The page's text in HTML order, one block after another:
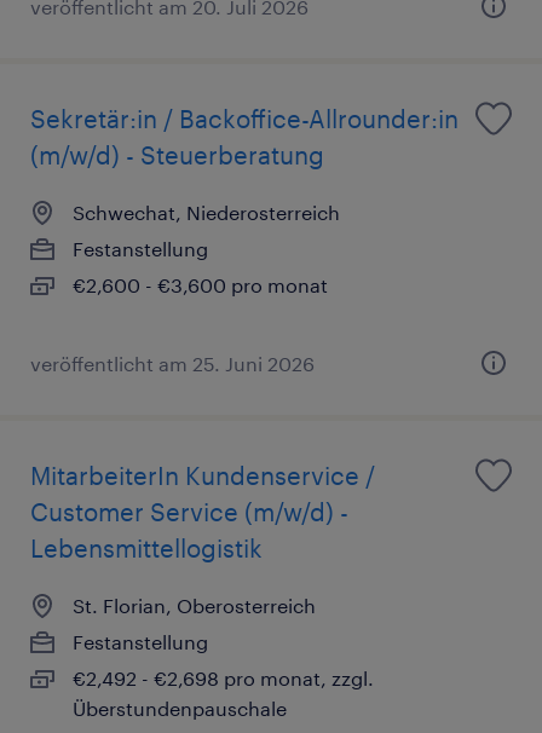
veröffentlicht am 20. Juli 2026
Sekretär:in / Backoffice-Allrounder:in
(m/w/d) - Steuerberatung
Schwechat, Niederosterreich
Festanstellung
€2,600 - €3,600 pro monat
veröffentlicht am 25. Juni 2026
MitarbeiterIn Kundenservice /
Customer Service (m/w/d) -
Lebensmittellogistik
St. Florian, Oberosterreich
Festanstellung
€2,492 - €2,698 pro monat, zzgl.
Überstundenpauschale